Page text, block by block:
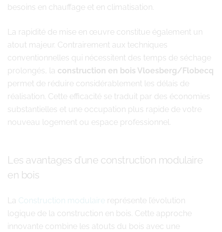
besoins en chauffage et en climatisation.
La rapidité de mise en œuvre constitue également un
atout majeur. Contrairement aux techniques
conventionnelles qui nécessitent des temps de séchage
prolongés, la construction en bois Vloesberg/Flobecq
permet de réduire considérablement les délais de
réalisation. Cette efficacité se traduit par des économies
substantielles et une occupation plus rapide de votre
nouveau logement ou espace professionnel.
Les avantages d’une construction modulaire
en bois
La Construction modulaire représente l’évolution
logique de la construction en bois. Cette approche
innovante combine les atouts du bois avec une